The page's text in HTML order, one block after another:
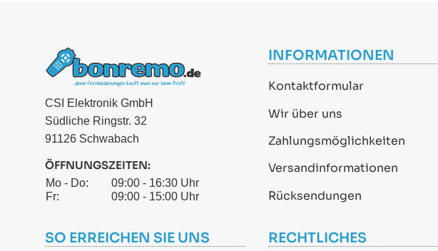
CSI Elektronik GmbH
Südliche Ringstr. 32
91126 Schwabach
ÖFFNUNGSZEITEN:
Mo - Do:
09:00 - 16:30 Uhr
Fr:
09:00 - 15:00 Uhr
INFORMATIONEN
Kontaktformular
Wir über uns
Zahlungsmöglichkeiten
Versandinformationen
Rücksendungen
SO ERREICHEN SIE UNS RECHTLICHES